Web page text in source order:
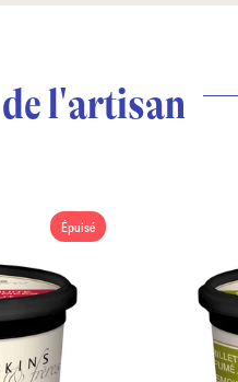
l'artisan
Épuisé